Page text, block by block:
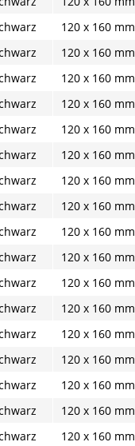
120 x 160 mm
120 x 160 mm
120 x 160 mm
120 x 160 mm
120 x 160 mm
120 x 160 mm
120 x 160 mm
120 x 160 mm
120 x 160 mm
120 x 160 mm
120 x 160 mm
120 x 160 mm
120 x 160 mm
120 x 160 mm
120 x 160 mm
120 x 160 mm
120 x 160 mm